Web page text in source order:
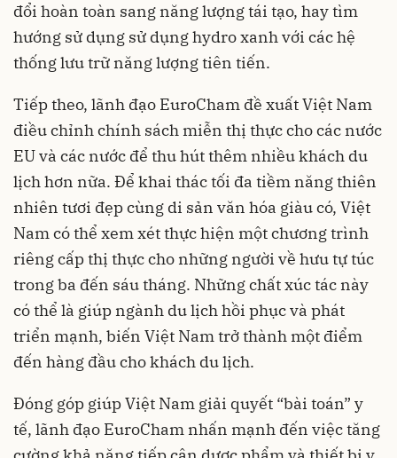
đổi hoàn toàn sang năng lượng tái tạo, hay tìm
hướng sử dụng sử dụng hydro xanh với các hệ
thống lưu trữ năng lượng tiên tiến.
Tiếp theo, lãnh đạo EuroCham đề xuất Việt Nam
điều chỉnh chính sách miễn thị thực cho các nước
EU và các nước để thu hút thêm nhiều khách du
lịch hơn nữa. Để khai thác tối đa tiềm năng thiên
nhiên tươi đẹp cùng di sản văn hóa giàu có, Việt
Nam có thể xem xét thực hiện một chương trình
riêng cấp thị thực cho những người về hưu tự túc
trong ba đến sáu tháng. Những chất xúc tác này
có thể là giúp ngành du lịch hồi phục và phát
triển mạnh, biến Việt Nam trở thành một điểm
đến hàng đầu cho khách du lịch.
Đóng góp giúp Việt Nam giải quyết “bài toán” y
tế, lãnh đạo EuroCham nhấn mạnh đến việc tăng